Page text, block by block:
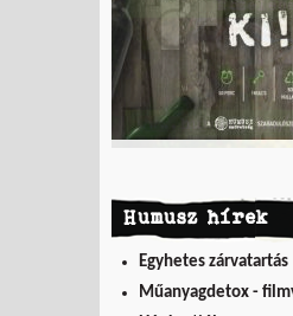
Humusz hírek
Egyhetes zárvatartás
Műanyagdetox -